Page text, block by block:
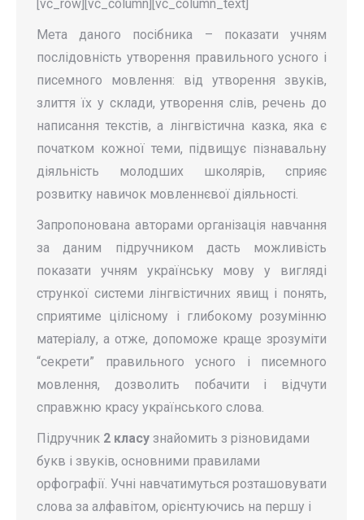
[vc_row][vc_column][vc_column_text]
Мета даного посібника – показати учням
послідов­ність утворення правильного усного і
писемного мовлення: від утворення звуків,
злиття їх у склади, утворення слів, речень до
написання текстів, а лінгвістична казка, яка є
початком кожної теми, підвищує пізнавальну
діяльність молодших школярів, сприяє
розвитку навичок мовленнєвої діяльності.
Запропонована авторами організація навчання
за даним підручником дасть можливість
показати учням українську мову у вигляді
стрункої системи лінгвіс­тичних явищ і понять,
сприятиме цілісному і глибокому розумінню
матеріалу, а отже, допоможе краще зрозуміти
“секрети” правильного усного і писемного
мовлення, дозволить побачити і відчути
справжню красу українського слова.
Підручник 2 класу знайомить з різновидами
букв і звуків, основними правилами
орфографії. Учні навчатимуться розташовувати
слова за алфавітом, орієнтуючись на першу і